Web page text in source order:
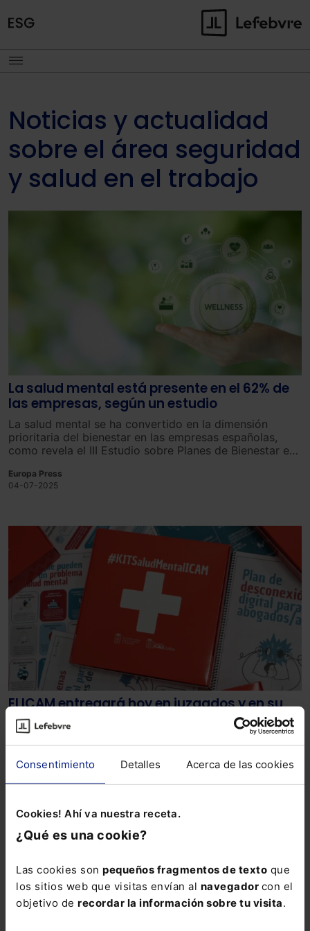
Consentimiento Detalles Acerca de las cookies
Cookies! Ahí va nuestra receta.
¿Qué es una cookie?
Las cookies son pequeños fragmentos de texto que
los sitios web que visitas envían al navegador con el
objetivo de recordar la información sobre tu visita.
Noticias y actualidad
sobre el área seguridad
y salud en el trabajo
La salud mental está presente en el 62% de
las empresas, según un estudio
La salud mental se ha convertido en la dimensión
prioritaria del bienestar en las empresas españolas,
como revela el III Estudio sobre Planes de Bienestar en
Europa Press
04-07-2025
El ICAM entregará hoy en juzgados y en su
sede el ‘kit de salud mental’ de la abogacía
Con motivo del Día Mundial de la Salud Mental, a lo
Madrid repartirá su ‘Kit’ preventivo a profesionales y